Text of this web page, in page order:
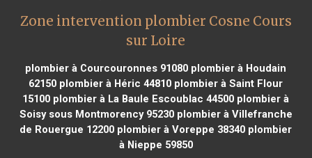
Zone intervention plombier Cosne Cours
sur Loire
plombier à Courcouronnes 91080 plombier à Houdain
62150 plombier à Héric 44810 plombier à Saint Flour
15100 plombier à La Baule Escoublac 44500 plombier à
Soisy sous Montmorency 95230plombier à Villefranche
de Rouergue 12200 plombier à Voreppe 38340 plombier
à Nieppe 59850